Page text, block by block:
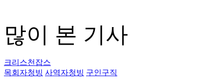
많이 본 기사
크리스천잡스
목회자청빙 사역자청빙 구인구직